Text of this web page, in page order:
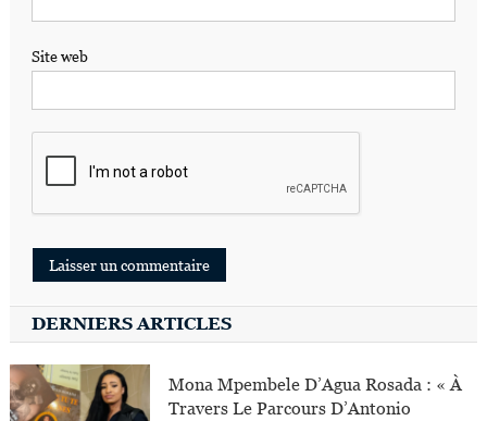
Site web
DERNIERS ARTICLES
Mona Mpembele D’Agua Rosada : « À
Travers Le Parcours D’Antonio